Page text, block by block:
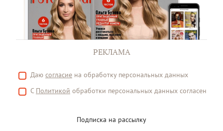
РЕКЛАМА
Даю согласие на обработку персональных данных
С Политикой обработки персональных данных согласен
Подписка на рассылку